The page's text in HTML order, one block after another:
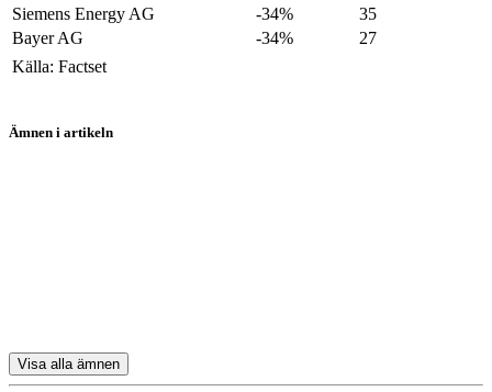
Siemens Energy AG
-34%
35
Bayer AG
-34%
27
Källa: Factset
Ämnen i artikeln
Visa alla ämnen